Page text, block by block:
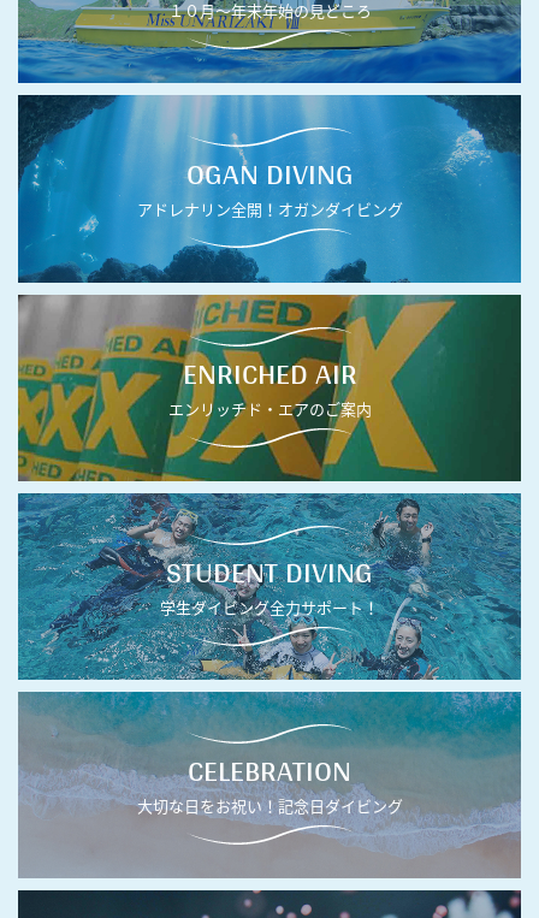
１０月〜年末年始の見どころ
OGAN DIVING
アドレナリン全開！オガンダイビング
ENRICHED AIR
エンリッチド・エアのご案内
STUDENT DIVING
学生ダイビング全力サポート！
CELEBRATION
大切な日をお祝い！記念日ダイビング